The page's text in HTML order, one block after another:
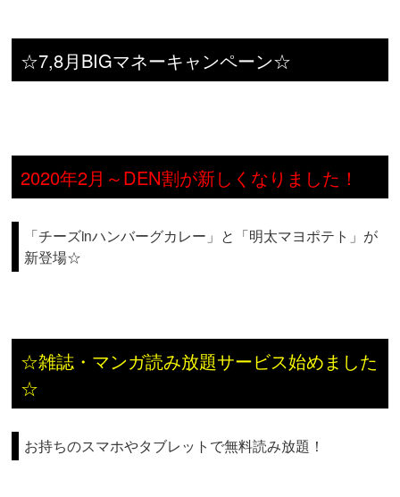
☆7,8月BIGマネーキャンペーン☆
2020年2月～DEN割が新しくなりました！
「チーズinハンバーグカレー」と「明太マヨポテト」が
新登場☆
☆雑誌・マンガ読み放題サービス始めました
☆
お持ちのスマホやタブレットで無料読み放題！